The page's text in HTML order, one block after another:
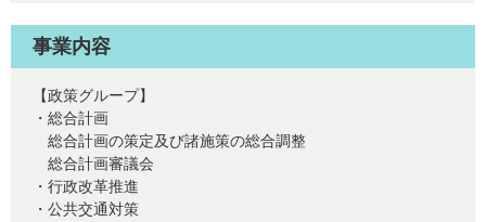
事業内容
【政策グループ】
・総合計画
総合計画の策定及び諸施策の総合調整
総合計画審議会
・行政改革推進
・公共交通対策